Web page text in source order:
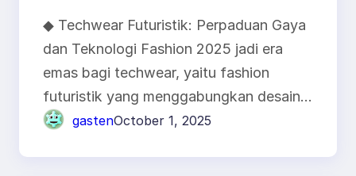
Digital Fashion
◆ Techwear Futuristik: Perpaduan Gaya
dan Teknologi Fashion 2025 jadi era
emas bagi techwear, yaitu fashion
futuristik yang menggabungkan desain…
gastenOctober 1, 2025